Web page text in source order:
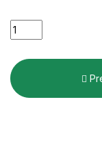
Cartucho De